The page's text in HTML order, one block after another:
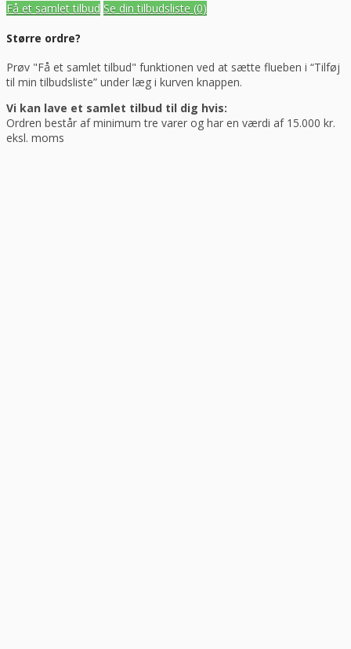
Få et samlet tilbud Se din tilbudsliste (0)
Større ordre?
Prøv "Få et samlet tilbud" funktionen ved at sætte flueben i “Tilføj
til min tilbudsliste” under læg i kurven knappen.
Vi kan lave et samlet tilbud til dig hvis:
Ordren består af minimum tre varer og har en værdi af 15.000 kr.
eksl. moms